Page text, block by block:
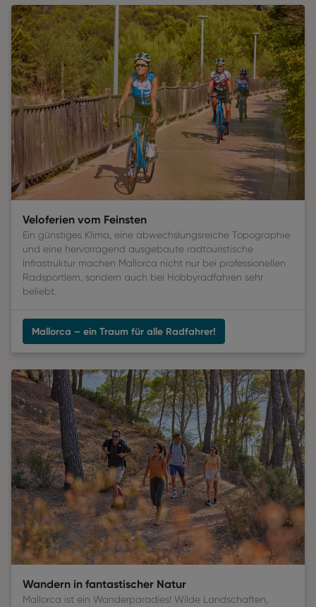
Veloferien vom Feinsten
Ein günstiges Klima, eine abwechslungsreiche Topographie
und eine hervorragend ausgebaute radtouristische
Infrastruktur machen Mallorca nicht nur bei professionellen
Radsportlern, sondern auch bei Hobbyradfahren sehr
beliebt.
Mallorca – ein Traum für alle Radfahrer!
Wandern in fantastischer Natur
Mallorca ist ein Wanderparadies! Wilde Landschaften,